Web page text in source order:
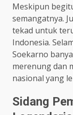
Meskipun
semangatnya.
tekad untuk
Indonesia.
Soekarno
merenung dan
nasional yang
Sidang